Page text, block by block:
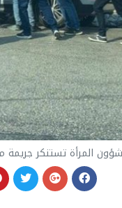
شؤون المرأة تستنكر